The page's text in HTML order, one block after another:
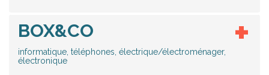
BOX&CO
informatique, téléphones, électrique/électroménager,
électronique